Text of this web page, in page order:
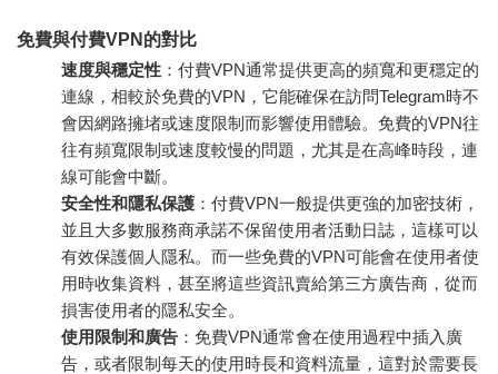
免費與付費VPN的對比
速度與穩定性 ：付費VPN通常提供更高的頻寬和更穩定的
連線，相較於免費的VPN，它能確保在訪問Telegram時不
會因網路擁堵或速度限制而影響使用體驗。免費的VPN往
往有頻寬限制或速度較慢的問題，尤其是在高峰時段，連
線可能會中斷。
安全性和隱私保護 ：付費VPN一般提供更強的加密技術，
並且大多數服務商承諾不保留使用者活動日誌，這樣可以
有效保護個人隱私。而一些免費的VPN可能會在使用者使
用時收集資料，甚至將這些資訊賣給第三方廣告商，從而
損害使用者的隱私安全。
使用限制和廣告 ：免費VPN通常會在使用過程中插入廣
告，或者限制每天的使用時長和資料流量，這對於需要長